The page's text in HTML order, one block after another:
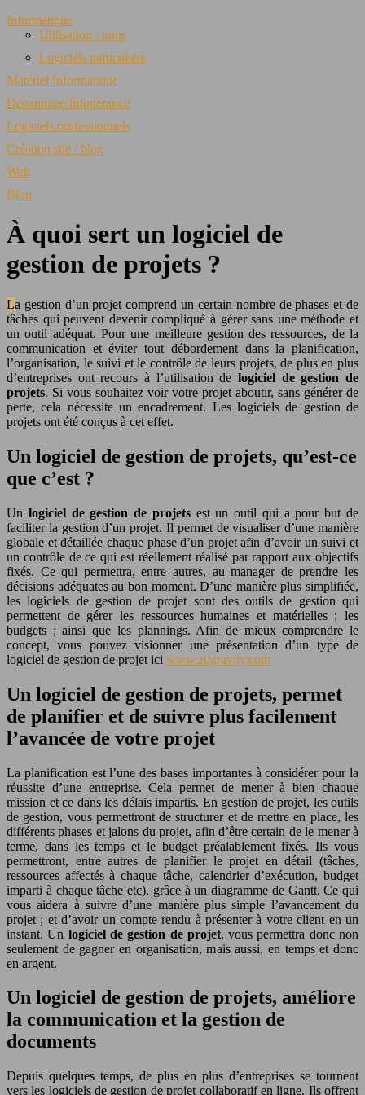
Informatique
Utilisation / tutos
Logiciels particuliers
Matériel Informatique
Dépannage/Infogérance
Logiciels professionnels
Création site / blog
Web
Blog
À quoi sert un logiciel de
gestion de projets ?
La gestion d’un projet comprend un certain nombre de phases et de
tâches qui peuvent devenir compliqué à gérer sans une méthode et
un outil adéquat. Pour une meilleure gestion des ressources, de la
communication et éviter tout débordement dans la planification,
l’organisation, le suivi et le contrôle de leurs projets, de plus en plus
d’entreprises ont recours à l’utilisation de logiciel de gestion de
projets. Si vous souhaitez voir votre projet aboutir, sans générer de
perte, cela nécessite un encadrement. Les logiciels de gestion de
projets ont été conçus à cet effet.
Un logiciel de gestion de projets, qu’est-ce
que c’est ?
Un logiciel de gestion de projetsest un outil qui a pour but de
faciliter la gestion d’un projet. Il permet de visualiser d’une manière
globale et détaillée chaque phase d’un projet afin d’avoir un suivi et
un contrôle de ce qui est réellement réalisé par rapport aux objectifs
fixés. Ce qui permettra, entre autres, au manager de prendre les
décisions adéquates au bon moment. D’une manière plus simplifiée,
les logiciels de gestion de projet sont des outils de gestion qui
permettent de gérer les ressources humaines et matérielles ; les
budgets ; ainsi que les plannings. Afin de mieux comprendre le
concept, vous pouvez visionner une présentation d’un type de
logiciel de gestion de projet ici www.z0gravity.com
Un logiciel de gestion de projets, permet
de planifier et de suivre plus facilement
l’avancée de votre projet
La planification est l’une des bases importantes à considérer pour la
réussite d’une entreprise. Cela permet de mener à bien chaque
mission et ce dans les délais impartis. En gestion de projet, les outils
de gestion, vous permettront de structurer et de mettre en place, les
différents phases et jalons du projet, afin d’être certain de le mener à
terme, dans les temps et le budget préalablement fixés. Ils vous
permettront, entre autres de planifier le projet en détail (tâches,
ressources affectés à chaque tâche, calendrier d’exécution, budget
imparti à chaque tâche etc), grâce à un diagramme de Gantt. Ce qui
vous aidera à suivre d’une manière plus simple l’avancement du
projet ; et d’avoir un compte rendu à présenter à votre client en un
instant. Un logiciel de gestion de projet, vous permettra donc non
seulement de gagner en organisation, mais aussi, en temps et donc
en argent.
Un logiciel de gestion de projets, améliore
la communication et la gestion de
documents
Depuis quelques temps, de plus en plus d’entreprises se tournent
vers les logiciels de gestion de projet collaboratif en ligne. Ils offrent